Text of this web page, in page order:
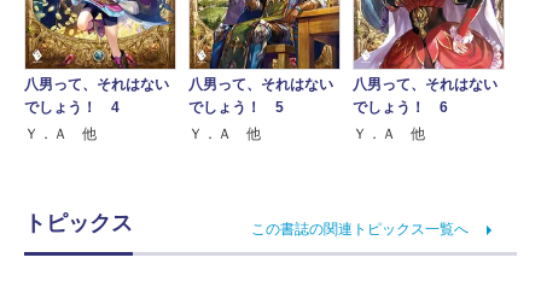
八男って、それはない
でしょう！ 4
Ｙ．Ａ 他
八男って、それはない
でしょう！ 5
Ｙ．Ａ 他
八男って、それはない
でしょう！ 6
Ｙ．Ａ 他
トピックス この書誌の関連トピックス一覧へ